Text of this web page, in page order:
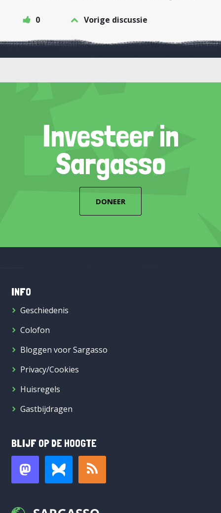
0 Vorige discussie
Investeer in
Sargasso
DONEER
INFO
Geschiedenis
Colofon
Bloggen voor Sargasso
Privacy/Cookies
Huisregels
Gastbijdragen
BLIJF OP DE HOOGTE